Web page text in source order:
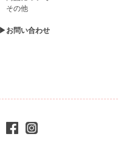
その他
▶お問い合わせ